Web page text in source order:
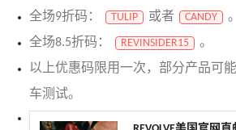
全场9折码：
TULIP 或者 CANDY
。
全场8.5折码：
REVINSIDER15
。
以上优惠码限用一次，部分产品可
车测试。